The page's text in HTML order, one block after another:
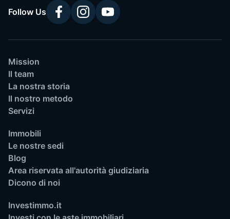
Follow Us
Mission
Il team
La nostra storia
Il nostro metodo
Servizi
Immobili
Le nostre sedi
Blog
Area riservata all'autorità giudiziaria
Dicono di noi
Investimmo.it